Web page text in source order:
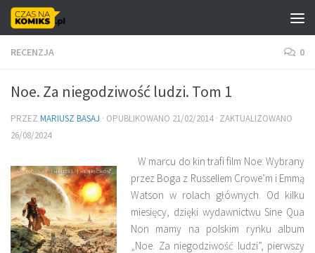
Skip to content
RECENZJA 0
Noe. Za niegodziwość ludzi. Tom 1
PRZEZ MARIUSZ BASAJ · OPUBLIKOWANO 21/02/2014· ZAKTUALIZOWANO
26/08/2024
W marcu do kin trafi film Noe: Wybrany
przez Boga z Russellem Crowe’m i Emmą
Watson w rolach głównych. Od kilku
miesięcy, dzięki wydawnictwu Sine Qua
Non mamy na polskim rynku album
„Noe. Za niegodziwość ludzi”, pierwszy